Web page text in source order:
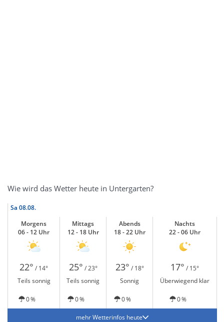
Wie wird das Wetter heute in Untergarten?
Sa 08.08.
Morgens
06 - 12 Uhr
Mittags
12 - 18 Uhr
Abends
18 - 22 Uhr
Nachts
22 - 06 Uhr
22° / 14° 25° / 23° 23° / 18° 17° / 15°
Teils sonnig
Teils sonnig Sonnig Überwiegend klar
0 % 0 % 0 % 0 %
mehr Wetterinfos heute